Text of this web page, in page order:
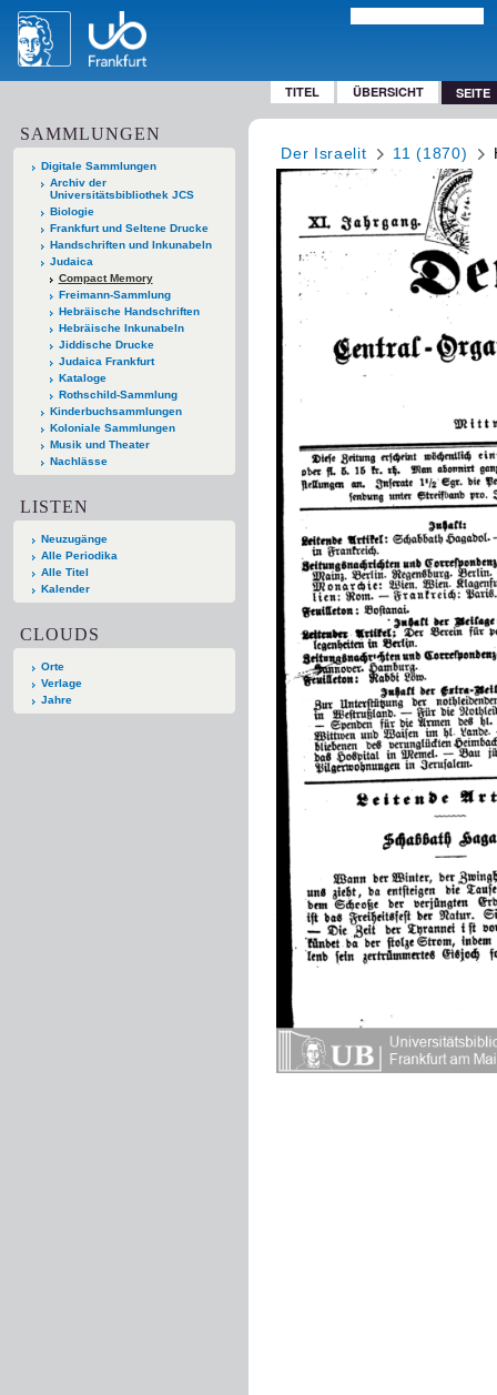
TITEL ÜBERSICHT SEITE
SAMMLUNGEN
Digitale Sammlungen
Archiv der
Universitätsbibliothek JCS
Biologie
Frankfurt und Seltene Drucke
Handschriften und Inkunabeln
Judaica
Compact Memory
Freimann-Sammlung
Hebräische Handschriften
Hebräische Inkunabeln
Jiddische Drucke
Judaica Frankfurt
Kataloge
Rothschild-Sammlung
Kinderbuchsammlungen
Koloniale Sammlungen
Musik und Theater
Nachlässe
LISTEN
Neuzugänge
Alle Periodika
Alle Titel
Kalender
CLOUDS
Orte
Verlage
Jahre
Der Israelit 11 (1870)